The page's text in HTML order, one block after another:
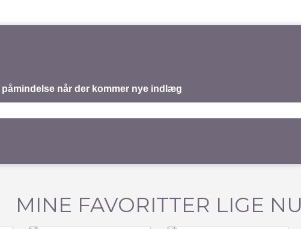
påmindelse når der kommer nye indlæg
MINE FAVORITTER LIGE NU